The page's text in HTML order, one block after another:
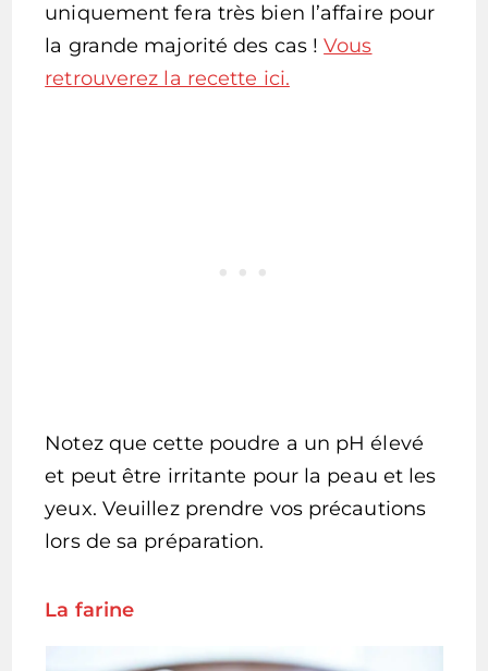
uniquement fera très bien l’affaire pour
la grande majorité des cas !Vous
retrouverez la recette ici.
Notez que cette poudre a un pH élevé
et peut être irritante pour la peau et les
yeux. Veuillez prendre vos précautions
lors de sa préparation.
La farine